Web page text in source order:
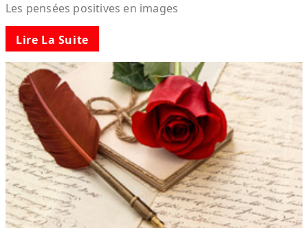
Les pensées positives en images
Lire La Suite